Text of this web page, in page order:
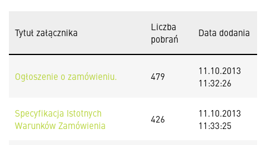
Tytuł załącznika
Liczba
pobrań
Data dodania
Ogłoszenie o zamówieniu. 479
11.10.2013
11:32:26
Specyfikacja Istotnych
Warunków Zamówienia
426
11.10.2013
11:33:25